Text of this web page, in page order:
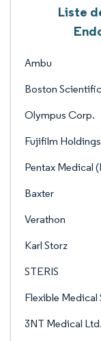
Liste
Ambu
Boston Scientific
Olympus Corp.
Fujifilm
Pentax Medical
Baxter
Verathon
Karl Storz
STERIS
Flexible Medical
3NT Medical Ltd.